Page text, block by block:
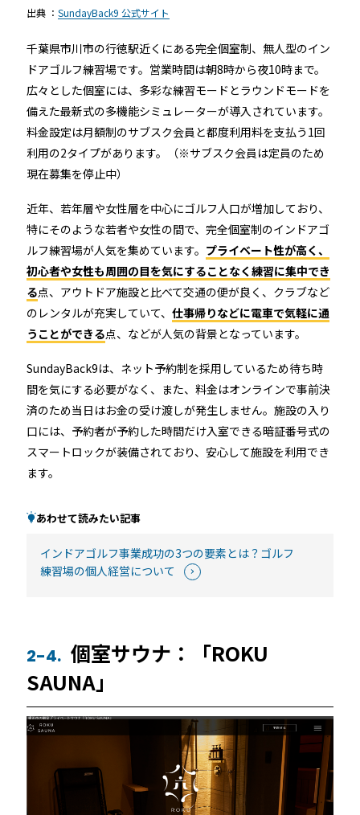
出典 ： SundayBack9 公式サイト
千葉県市川市の行徳駅近くにある完全個室制、無人型のイン
ドアゴルフ練習場です。営業時間は朝8時から夜10時まで。
広々とした個室には、多彩な練習モードとラウンドモードを
備えた最新式の多機能シミュレーターが導入されています。
料金設定は月額制のサブスク会員と都度利用料を支払う1回
利用の2タイプがあります。（※サブスク会員は定員のため
現在募集を停止中）
近年、若年層や女性層を中心にゴルフ人口が増加しており、
特にそのような若者や女性の間で、完全個室制のインドアゴ
ルフ練習場が人気を集めています。 プライベート性が高く、
初心者や女性も周囲の目を気にすることなく練習に集中でき
る点、アウトドア施設と比べて交通の便が良く、クラブなど
のレンタルが充実していて、 仕事帰りなどに電車で気軽に通
うことができる点、などが人気の背景となっています。
SundayBack9は、ネット予約制を採用しているため待ち時
間を気にする必要がなく、また、料金はオンラインで事前決
済のため当日はお金の受け渡しが発生しません。施設の入り
口には、予約者が予約した時間だけ入室できる暗証番号式の
スマートロックが装備されており、安心して施設を利用でき
ます。
あわせて読みたい記事
インドアゴルフ事業成功の3つの要素とは？ゴルフ
練習場の個人経営について
2-4. 個室サウナ：「ROKU
SAUNA」